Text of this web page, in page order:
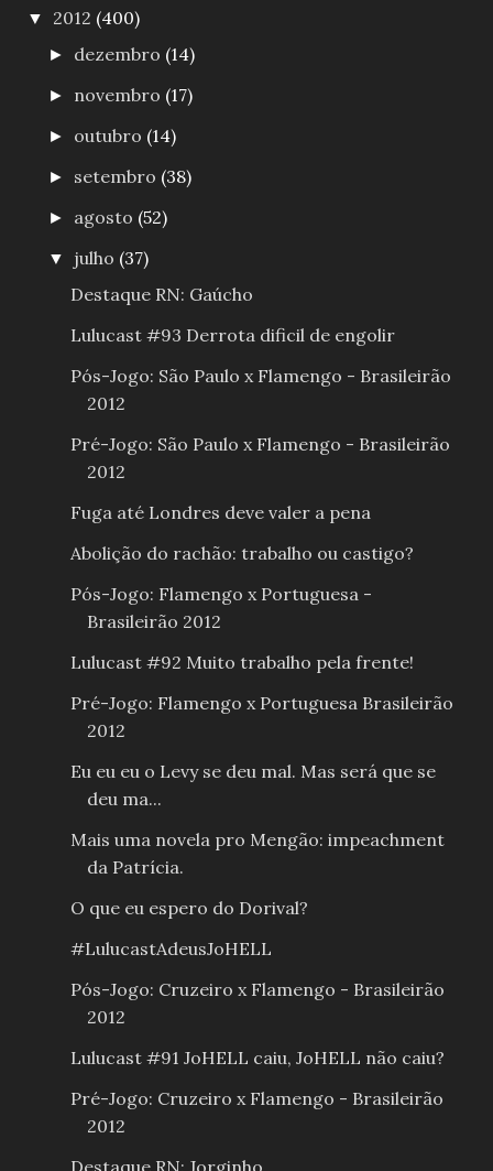
▼ 2012 (400)
► dezembro (14)
► novembro (17)
► outubro (14)
► setembro (38)
► agosto (52)
▼ julho (37)
Destaque RN: Gaúcho
Lulucast #93 Derrota dificil de engolir
Pós-Jogo: São Paulo x Flamengo - Brasileirão
2012
Pré-Jogo: São Paulo x Flamengo - Brasileirão
2012
Fuga até Londres deve valer a pena
Abolição do rachão: trabalho ou castigo?
Pós-Jogo: Flamengo x Portuguesa -
Brasileirão 2012
Lulucast #92 Muito trabalho pela frente!
Pré-Jogo: Flamengo x Portuguesa Brasileirão
2012
Eu eu eu o Levy se deu mal. Mas será que se
deu ma...
Mais uma novela pro Mengão: impeachment
da Patrícia.
O que eu espero do Dorival?
#LulucastAdeusJoHELL
Pós-Jogo: Cruzeiro x Flamengo - Brasileirão
2012
Lulucast #91 JoHELL caiu, JoHELL não caiu?
Pré-Jogo: Cruzeiro x Flamengo - Brasileirão
2012
Destaque RN: Jorginho